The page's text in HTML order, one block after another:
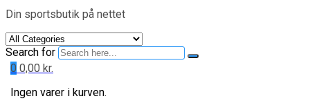
Din sportsbutik på nettet
Search for
0 0,00 kr.
Ingen varer i kurven.